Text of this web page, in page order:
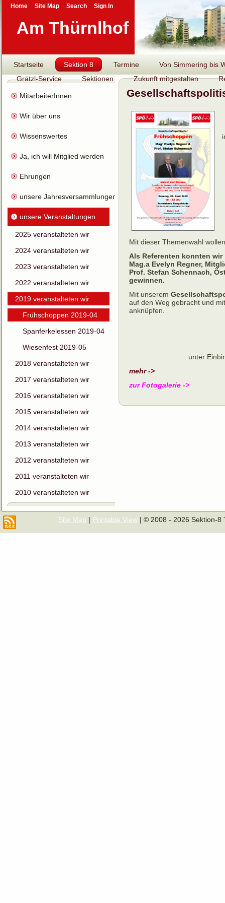
Am Thürnlhof
Startseite Sektion 8 Termine
Von Simmering bis
Grätzl-Service
Sektionen Zukunft mitgestalten
MitarbeiterInnen
Wir über uns
Wissenswertes
Ja, ich will Mitglied werden
Ehrungen
unsere Jahresversammlungen
unsere Veranstaltungen
2025 veranstalteten wir
2024 veranstalteten wir
2023 veranstalteten wir
2022 veranstalteten wir
2019 veranstalteten wir
Frühschoppen 2019-04
Spanferkelessen 2019-04
Wiesenfest 2019-05
2018 veranstalteten wir
2017 veranstalteten wir
2016 veranstalteten wir
2015 veranstalteten wir
2014 veranstalteten wir
2013 veranstalteten wir
2012 veranstalteten wir
2011 veranstalteten wir
2010 veranstalteten wir
Mit dieser Themenwahl
Als Referenten konnten wir
Mag.a Evelyn Regner,
Prof. Stefan Schennach,
gewinnen.
Mit unserem
auf den Weg gebracht und
anknüpfen.
unter
mehr ->
zur Fotogalerie ->
Site Map | Printable View| © 2008 - 2026 Sektion-8
Home Site Map Search Sign In